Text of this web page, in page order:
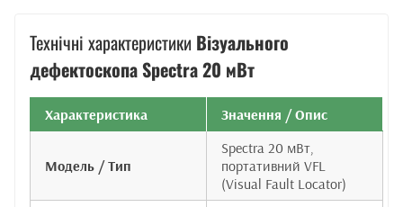
Технічні характеристики Візуального
дефектоскопа Spectra 20 мВт
Характеристика Значення / Опис
Модель / Тип
Spectra 20 мВт,
портативний VFL
(Visual Fault Locator)